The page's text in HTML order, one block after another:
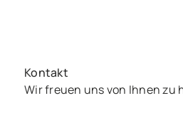
Kontakt
Wir freuen uns von Ihnen zu